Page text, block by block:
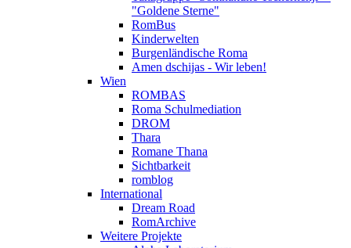
"Goldene Sterne"
RomBus
Kinderwelten
Burgenländische Roma
Amen dschijas - Wir leben!
Wien
ROMBAS
Roma Schulmediation
DROM
Thara
Romane Thana
Sichtbarkeit
romblog
International
Dream Road
RomArchive
Weitere Projekte